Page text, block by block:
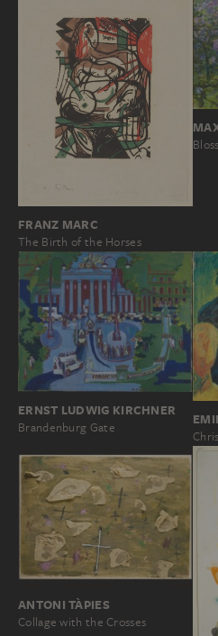
FRANZ MARC
The Birth of the Horses
ERNST LUDWIG KIRCHNER
Brandenburg Gate
ANTONI TÀPIES
Collage with the Crosses